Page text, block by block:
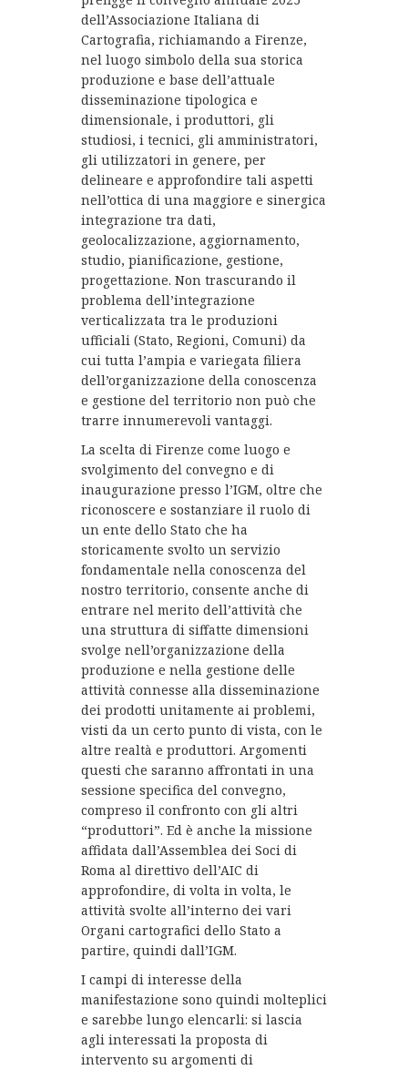
dell’Associazione Italiana di
Cartografia, richiamando a Firenze,
nel luogo simbolo della sua storica
produzione e base dell’attuale
disseminazione tipologica e
dimensionale, i produttori, gli
studiosi, i tecnici, gli amministratori,
gli utilizzatori in genere, per
delineare e approfondire tali aspetti
nell’ottica di una maggiore e sinergica
integrazione tra dati,
geolocalizzazione, aggiornamento,
studio, pianificazione, gestione,
progettazione. Non trascurando il
problema dell’integrazione
verticalizzata tra le produzioni
ufficiali (Stato, Regioni, Comuni) da
cui tutta l’ampia e variegata filiera
dell’organizzazione della conoscenza
e gestione del territorio non può che
trarre innumerevoli vantaggi.
La scelta di Firenze come luogo e
svolgimento del convegno e di
inaugurazione presso l’IGM, oltre che
riconoscere e sostanziare il ruolo di
un ente dello Stato che ha
storicamente svolto un servizio
fondamentale nella conoscenza del
nostro territorio, consente anche di
entrare nel merito dell’attività che
una struttura di siffatte dimensioni
svolge nell’organizzazione della
produzione e nella gestione delle
attività connesse alla disseminazione
dei prodotti unitamente ai problemi,
visti da un certo punto di vista, con le
altre realtà e produttori. Argomenti
questi che saranno affrontati in una
sessione specifica del convegno,
compreso il confronto con gli altri
“produttori”. Ed è anche la missione
affidata dall’Assemblea dei Soci di
Roma al direttivo dell’AIC di
approfondire, di volta in volta, le
attività svolte all’interno dei vari
Organi cartografici dello Stato a
partire, quindi dall’IGM.
I campi di interesse della
manifestazione sono quindi molteplici
e sarebbe lungo elencarli: si lascia
agli interessati la proposta di
intervento su argomenti di